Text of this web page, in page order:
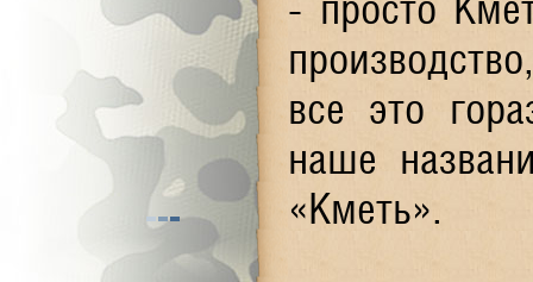
все это
наше
«Кметь».